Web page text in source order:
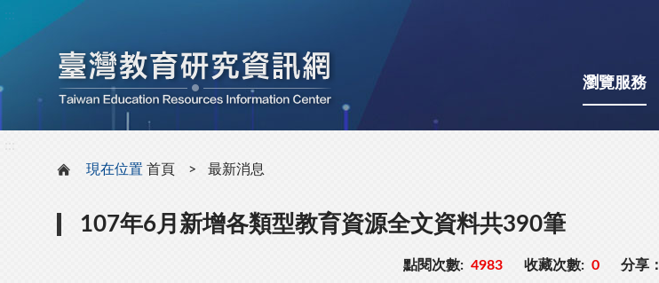
瀏覽服務
現在位置 首頁 最新消息
107年6月新增各類型教育資源全文資料共390筆
點閱次數: 4983 收藏次數: 0 分享：